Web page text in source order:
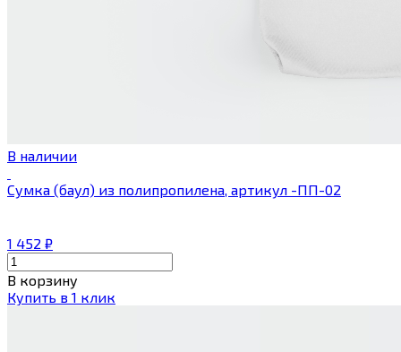
В наличии
Сумка (баул) из полипропилена, артикул -ПП-02
1 452 ₽
В корзину
Купить в 1 клик